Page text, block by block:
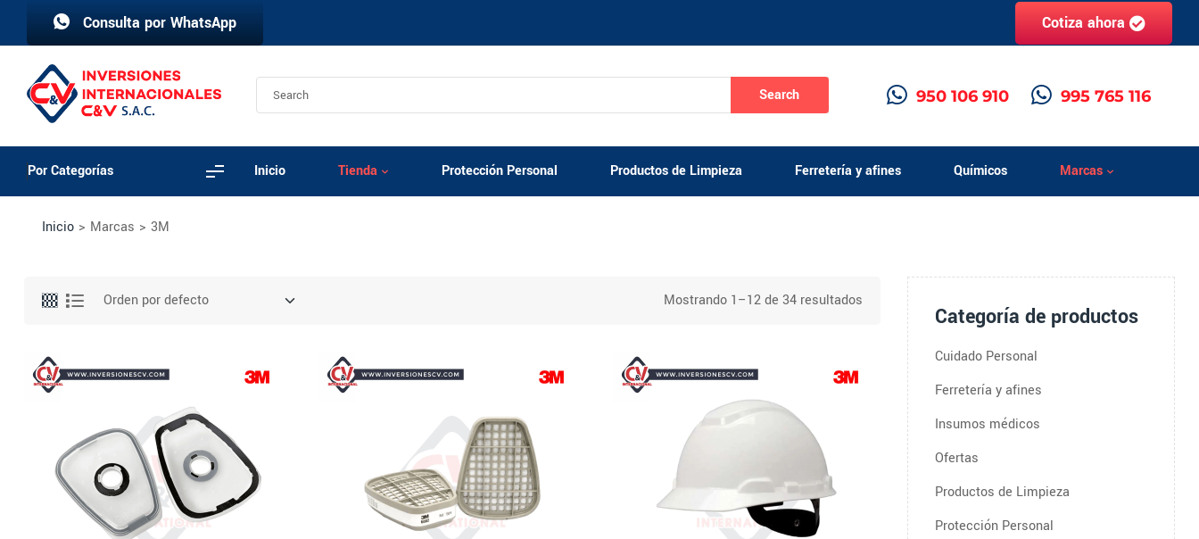
Consulta por WhatsApp Cotiza ahora
Search 950 106 910 995 765 116
Por Categorías Inicio Tienda Protección Personal Productos de Limpieza Ferretería y afines Químicos Marcas
Inicio > Marcas > 3M
Mostrando 1–12 de 34 resultados
Categoría de productos
Cuidado Personal
Ferretería y afines
Insumos médicos
Ofertas
Productos de Limpieza
Protección Personal